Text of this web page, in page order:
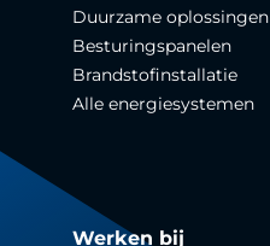
Duurzame oplossingen
Besturingspanelen
Brandstofinstallatie
Alle energiesystemen
Werken bij